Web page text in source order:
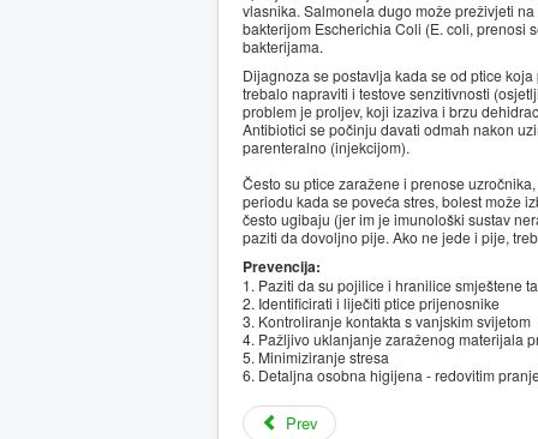
vlasnika. Salmonela dugo može preživjeti
bakterijom Escherichia Coli (E. coli, prenosi
bakterijama.
Dijagnoza se postavlja kada se od ptice
trebalo napraviti i testove senzitivnosti
problem je proljev, koji izaziva i brzu
Antibiotici se počinju davati odmah nakon
parenteralno (injekcijom).
Često su ptice zaražene i prenose
periodu kada se poveća stres, bolest može
često ugibaju (jer im je imunološki sustav
paziti da dovoljno pije. Ako ne jede i pije,
Prevencija:
1. Paziti da su pojilice i hranilice smještene
2. Identificirati i liječiti ptice prijenosnike
3. Kontroliranje kontakta s vanjskim svijetom
4. Pažljivo uklanjanje zaraženog materijala
5. Minimiziranje stresa
6. Detaljna osobna higijena - redovitim
Prev